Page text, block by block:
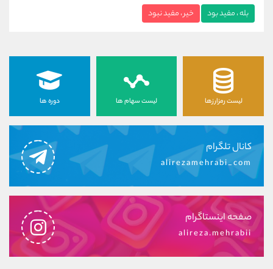
بله ، مفید بود خیر ، مفید نبود
لیست رمزارزها لیست سهام ها دوره ها
کانال تلگرام
alirezamehrabi_com
صفحه اینستاگرام
alireza.mehrabii